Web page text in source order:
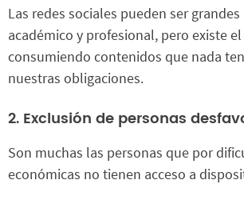
Las redes sociales pueden ser
académico y profesional, pero existe
consumiendo contenidos que nada
nuestras obligaciones.
2. Exclusión de personas
Son muchas las personas que por
económicas no tienen acceso a